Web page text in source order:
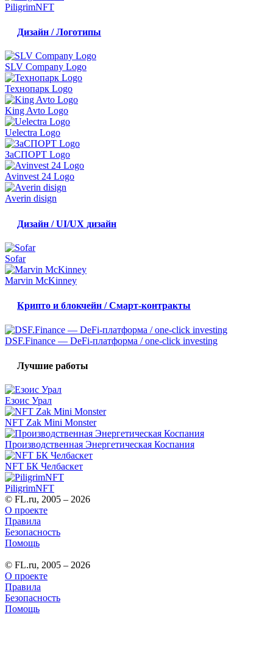
PiligrimNFT
Дизайн / Логотипы
SLV Company Logo
Технопарк Logo
King Avto Logo
Uelectra Logo
ЗаСПОРТ Logo
Avinvest 24 Logo
Averin disign
Дизайн / UI/UX дизайн
Sofar
Marvin McKinney
Крипто и блокчейн / Смарт-контракты
DSF.Finance — DeFi-платформа / one-click investing
Лучшие работы
Езоис Урал
NFT Zak Mini Monster
Производственная Энергетическая Коспания
NFT БК Челбаскет
PiligrimNFT
© FL.ru, 2005 – 2026
О проекте
Правила
Безопасность
Помощь
© FL.ru, 2005 – 2026
О проекте
Правила
Безопасность
Помощь